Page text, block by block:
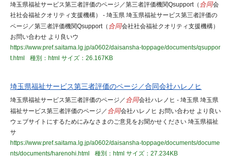
埼玉県福祉サービス第三者評価のページ／第三者評価機関Qsupport（ 合同会
社社会福祉クオリティ支援機構） - 埼玉県 埼玉県福祉サービス第三者評価の
ページ／第三者評価機関Qsupport（ 合同会社社会福祉クオリティ支援機構）
お問い合わせ より良いウ
https://www.pref.saitama.lg.jp/a0602/daisansha-toppage/documents/qsuppor
t.html
種別：html サイズ：26.167KB
埼玉県福祉サービス第三者評価のページ／合同会社ハレノヒ
埼玉県福祉サービス第三者評価のページ／ 合同会社ハレノヒ - 埼玉県 埼玉県
福祉サービス第三者評価のページ／ 合同会社ハレノヒ お問い合わせ より良い
ウェブサイトにするためにみなさまのご意見をお聞かせください 埼玉県福祉
サ
https://www.pref.saitama.lg.jp/a0602/daisansha-toppage/documents/docume
nts/documents/harenohi.html
種別：html サイズ：27.234KB